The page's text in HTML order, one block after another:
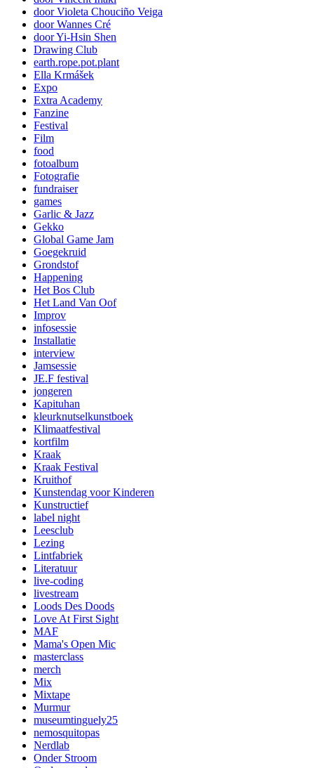
door Violeta Chouciño Veiga
door Wannes Cré
door Yi-Hsin Shen
Drawing Club
earth.rope.pot.plant
Ella Krmášek
Expo
Extra Academy
Fanzine
Festival
Film
food
fotoalbum
Fotografie
fundraiser
games
Garlic & Jazz
Gekko
Global Game Jam
Goegekruid
Grondstof
Happening
Het Bos Club
Het Land Van Oof
Improv
infosessie
Installatie
interview
Jamsessie
JE.F festival
jongeren
Kapituhan
kleurknutselkunstboek
Klimaatfestival
kortfilm
Kraak
Kraak Festival
Kruithof
Kunstendag voor Kinderen
Kunstructief
label night
Leesclub
Lezing
Lintfabriek
Literatuur
live-coding
livestream
Loods Des Doods
Love At First Sight
MAF
Mama's Open Mic
masterclass
merch
Mix
Mixtape
Murmur
museumtinguely25
nemosquitopas
Nerdlab
Onder Stroom